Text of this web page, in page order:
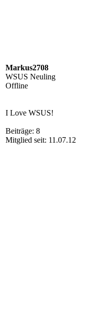
Markus2708
WSUS Neuling
Offline
I Love WSUS!
Beiträge: 8
Mitglied seit: 11.07.12